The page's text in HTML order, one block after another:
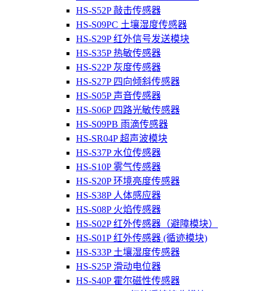
HS-S52P 敲击传感器
HS-S09PC 土壤湿度传感器
HS-S29P 红外信号发送模块
HS-S35P 热敏传感器
HS-S22P 灰度传感器
HS-S27P 四向倾斜传感器
HS-S05P 声音传感器
HS-S06P 四路光敏传感器
HS-S09PB 雨滴传感器
HS-SR04P 超声波模块
HS-S37P 水位传感器
HS-S10P 雾气传感器
HS-S20P 环境亮度传感器
HS-S38P 人体感应器
HS-S08P 火焰传感器
HS-S02P 红外传感器（避障模块）
HS-S01P 红外传感器 (循迹模块)
HS-S33P 土壤湿度传感器
HS-S25P 滑动电位器
HS-S40P 霍尔磁性传感器